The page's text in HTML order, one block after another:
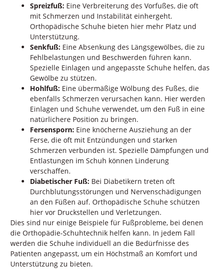
Spreizfuß: Eine Verbreiterung des Vorfußes, die oft
mit Schmerzen und Instabilität einhergeht.
Orthopädische Schuhe bieten hier mehr Platz und
Unterstützung.
Senkfuß: Eine Absenkung des Längsgewölbes, die zu
Fehlbelastungen und Beschwerden führen kann.
Spezielle Einlagen und angepasste Schuhe helfen, das
Gewölbe zu stützen.
Hohlfuß: Eine übermäßige Wölbung des Fußes, die
ebenfalls Schmerzen verursachen kann. Hier werden
Einlagen und Schuhe verwendet, um den Fuß in eine
natürlichere Position zu bringen.
Fersensporn: Eine knöcherne Ausziehung an der
Ferse, die oft mit Entzündungen und starken
Schmerzen verbunden ist. Spezielle Dämpfungen und
Entlastungen im Schuh können Linderung
verschaffen.
Diabetischer Fuß: Bei Diabetikern treten oft
Durchblutungsstörungen und Nervenschädigungen
an den Füßen auf. Orthopädische Schuhe schützen
hier vor Druckstellen und Verletzungen.
Dies sind nur einige Beispiele für Fußprobleme, bei denen
die Orthopädie-Schuhtechnik helfen kann. In jedem Fall
werden die Schuhe individuell an die Bedürfnisse des
Patienten angepasst, um ein Höchstmaß an Komfort und
Unterstützung zu bieten.